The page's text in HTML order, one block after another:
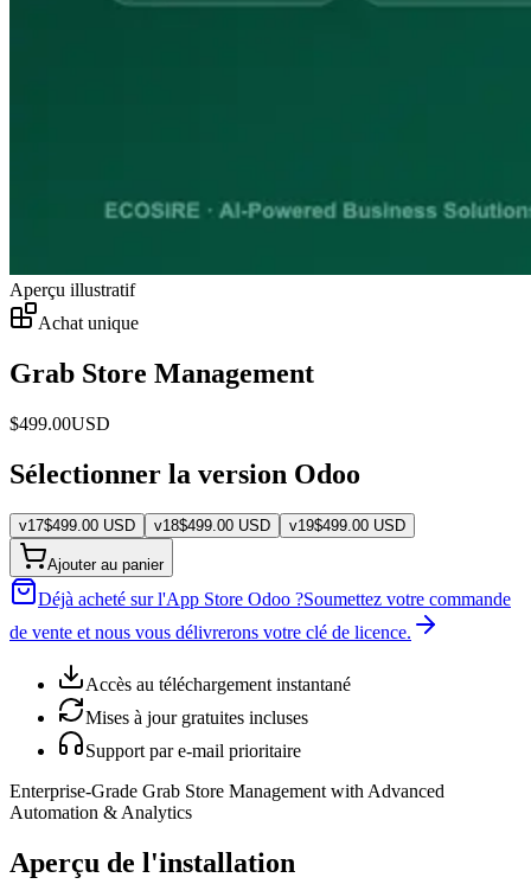
Aperçu illustratif
Achat unique
Grab Store Management
$499.00USD
Sélectionner la version Odoo
v17$499.00 USD v18$499.00 USD v19$499.00 USD
Ajouter au panier
Déjà acheté sur l'App Store Odoo ?Soumettez votre commande
de vente et nous vous délivrerons votre clé de licence.
Accès au téléchargement instantané
Mises à jour gratuites incluses
Support par e-mail prioritaire
Enterprise-Grade Grab Store Management with Advanced
Automation & Analytics
Aperçu de l'installation